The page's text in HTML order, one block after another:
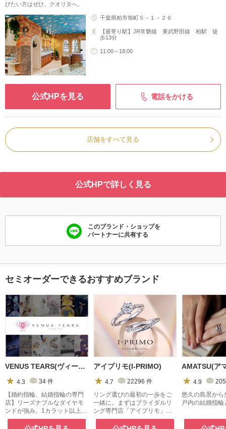
びたい方はぜひ、クオリタへ。
千葉県柏市旭町５－１－２６
【最寄り駅】JR常磐線 東武野田線 柏駅 徒
歩13分
11:00～18:00
公式HPを見る 電話をかける
店舗をすべて見る
公式HPで詳しく見る
このブランド・ショップを
パートナーに共有する
セミオーダーできるおすすめブランド
VENUS TEARS(ヴィーナスティアーズ)
4.3 34 件
【婚約指輪、結婚指輪の専門
店】リーズナブルなダイヤモ
ンドが強み。1カラット以上も
多数在庫あり。
アイプリモ(I-PRIMO)
4.7 22296 件
リング選びの最初の一歩をご
一緒に。まずはブライダルリ
ング専門店「アイプリモ」
へ。
AMATSU(ア
4.9
205
悠久の島景から
戸内の結婚指